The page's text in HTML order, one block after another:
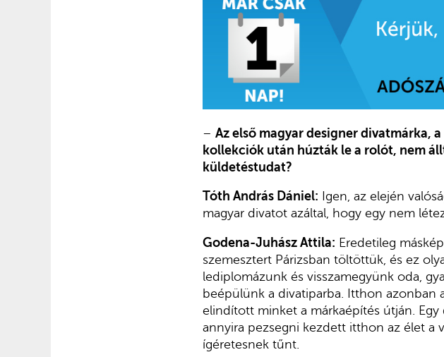
– Az első magyar designer divatmárka,
kollekciók után húzták le a rolót, nem
küldetéstudat?
Tóth András Dániel: Igen, az elején
magyar divatot azáltal, hogy egy nem
Godena-Juhász Attila: Eredetileg
szemesztert Párizsban töltöttük, és ez
lediplomázunk és visszamegyünk oda,
beépülünk a divatiparba. Itthon azonban
elindított minket a márkaépítés útján.
annyira pezsegni kezdett itthon az élet a
ígéretesnek tűnt.